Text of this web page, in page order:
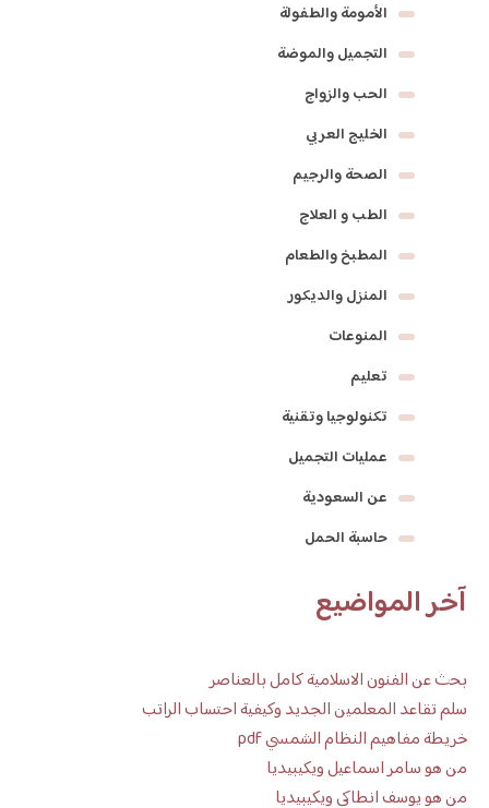
الأمومة والطفولة
التجميل والموضة
الحب والزواج
الخليج العربي
الصحة والرجيم
الطب و العلاج
المطبخ والطعام
المنزل والديكور
المنوعات
تعليم
تكنولوجيا وتقنية
عمليات التجميل
عن السعودية
حاسبة الحمل
آخر المواضيع
بحث عن الفنون الاسلامية كامل بالعناصر
سلم تقاعد المعلمين الجديد وكيفية احتساب الراتب
خريطة مفاهيم النظام الشمسي pdf
من هو سامر اسماعيل ويكيبيديا
من هو يوسف انطاكي ويكيبيديا